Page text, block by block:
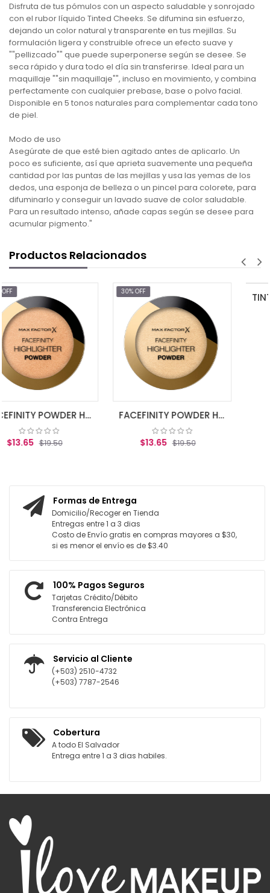
Disfruta de tus pómulos con un aspecto saludable y sonrojado
con el rubor líquido Tinted Cheeks. Se difumina sin esfuerzo,
dejando un color natural y transparente en tus mejillas. Su
formulación ligera y construible ofrece un efecto suave y
""pellizcado"" que puede superponerse según se desee. Se
seca rápido y dura todo el día sin transferirse. Ideal para un
maquillaje ""sin maquillaje"", incluso en movimiento, y combina
perfectamente con cualquier prebase, base o polvo facial.
Disponible en 5 tonos naturales para complementar cada tono
de piel.
Modo de uso
Asegúrate de que esté bien agitado antes de aplicarlo. Un
poco es suficiente, así que aprieta suavemente una pequeña
cantidad por las puntas de las mejillas y usa las yemas de los
dedos, una esponja de belleza o un pincel para colorete, para
difuminarlo y conseguir un lavado suave de color saludable.
Para un resultado intenso, añade capas según se desee para
acumular pigmento."
Productos Relacionados
FACEFINITY POWDER HIGHLIGHTER BRONZE GLOW 03 FACEFINITY POWDER HIGHLIGHTER GOLDEN HOUR 02
AGREGAR AL
Formas de Entrega
Domicilio/Recoger en Tienda
Entregas entre 1 a 3 dias
Costo de Envío gratis en compras mayores a $30,
si es menor el envío es de $3.40
100% Pagos Seguros
Tarjetas Crédito/Débito
Transferencia Electrónica
Contra Entrega
Servicio al Cliente
(+503) 2510-4732
(+503) 7787-2546
Cobertura
A todo El Salvador
Entrega entre 1 a 3 dias habiles.